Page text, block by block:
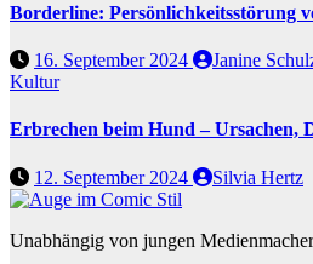
Borderline: Persönlichkeitsstörung
16. September 2024
Janine
Kultur
Erbrechen beim Hund – Ursachen,
12. September 2024 Silvia Hertz
Unabhängig von jungen